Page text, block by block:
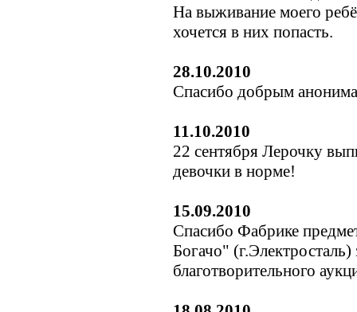
На выживание моего
хочется в них попасть.
28.10.2010
Спасибо добрым
11.10.2010
22 сентября Лерочку
девочки в норме!
15.09.2010
Cпасибо Фабрике
Богачо" (г.Электросталь)
благотворительного